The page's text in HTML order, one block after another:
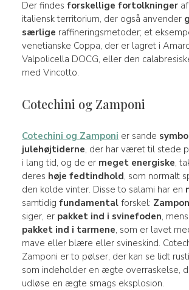
Der findes forskellige fortolkningeraf
italiensk territorium, der også anvender
særlige raffineringsmetoder; et
venetianske Coppa, der er lagret i
Valpolicella DOCG, eller den
med Vincotto.
Cotechini og Zamponi
Cotechini og Zamponi er sande
julehøjtiderne, der har været til stede
i lang tid, og de er meget energiske,
deres høje fedtindhold, som normalt
den kolde vinter. Disse to salami har en
samtidig fundamentalforskel:
siger, er pakket ind i svinefoden, mens
pakket ind i tarmene, som er lavet
mave eller blære eller svineskind.
Zamponi er to pølser, der kan se lidt
som indeholder en ægte overraskelse,
udløse en ægte smags eksplosion.